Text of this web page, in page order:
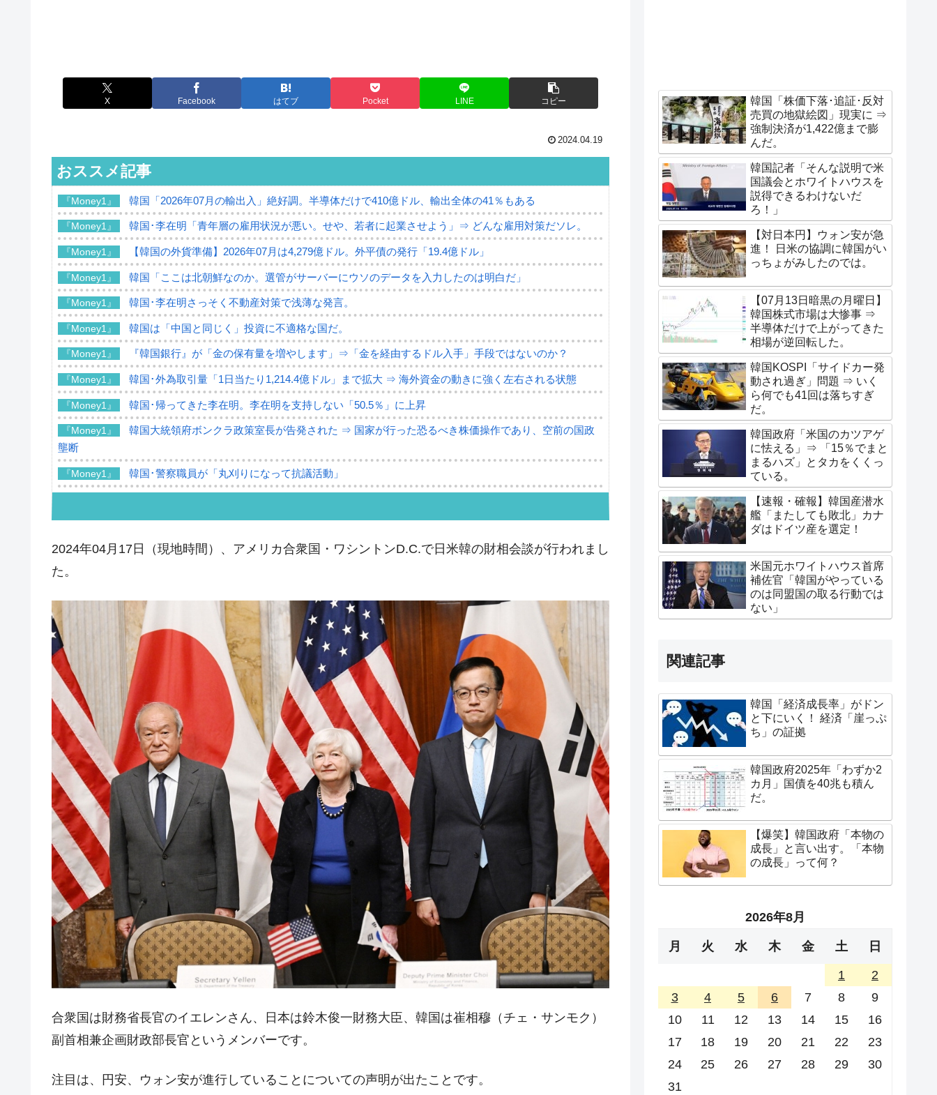
X Facebook はてブ Pocket LINE コピー
2024.04.19
おススメ記事
『Money1』 韓国「2026年07月の輸出入」絶好調。半導体だけで410億ドル、輸出全体の41％もある
『Money1』 韓国･李在明「青年層の雇用状況が悪い。せや、若者に起業させよう」⇒ どんな雇用対策だソレ。
『Money1』 【韓国の外貨準備】2026年07月は4,279億ドル。外平債の発行「19.4億ドル」
『Money1』 韓国「ここは北朝鮮なのか。選管がサーバーにウソのデータを入力したのは明白だ」
『Money1』 韓国･李在明さっそく不動産対策で浅薄な発言。
『Money1』 韓国は「中国と同じく」投資に不適格な国だ。
『Money1』 『韓国銀行』が「金の保有量を増やします」⇒「金を経由するドル入手」手段ではないのか？
『Money1』 韓国･外為取引量「1日当たり1,214.4億ドル」まで拡大 ⇒ 海外資金の動きに強く左右される状態
『Money1』 韓国･帰ってきた李在明。李在明を支持しない「50.5％」に上昇
『Money1』
韓国大統領府ボンクラ政策室長が告発された ⇒ 国家が行った恐るべき株価操作であり、空前の国政
壟断
『Money1』 韓国･警察職員が「丸刈りになって抗議活動」
韓国製造業「半導体絶好調」のウラで他業種は全般的「不調」⇒ PSIが示す現況は決して良くない。
『Money1』 【米韓激突案件】韓国消費者院が『クーパン』1人当たり賠償10万ウォンを認定 ⇒ 総額3兆7,000億
『Money1』
『Money1』 韓国型イージス搭載の次世代駆逐艦「KDDX」1番艦、2032年竣工と公示
【対日本円】ウォン安が急進！ 日米の協調に韓国がいっちょがみしたのでは。
『Money1』
韓国政府『BYD』車への補助金を全廃 ⇒ 実は韓国で『BYD』車は売れている。6カ月で対前年同期比
1.9倍！
『Money1』
在韓米国大使スティールが着韓！⇒ さっそく空港に詰めかけ「出て行け！」「極右勢力」のプラカー
ドを掲げる「在韓反米勢力」
『Money1』 韓国政府「2035年までに18.4GW規模のAIデータセンター整備」⇒ だから無理だってば。
『Money1』 JPモルガン「韓国レバレッジETFの清算はほぼ終わった」
『Money1』 韓国『国民年金公団』株価暴落で200兆蒸発。
『Money1』 韓国政府「ニセＫ-ブランドを通報しようキャンペーン」⇒ あの名物教授も登場！
『Money1』 韓国「橋が落ちました」⇒ 耐久性「なさすぎ」では。
『Money1』 韓国鉄鋼最大手『POSCO』ズブズブ沈む。営業利益80.2％も減少
『Money1』
米国下院「韓国の公務員個人をターゲットにぶん殴る法案」提出！⇒ クーパン問題は合衆国企業に対
する差別。許してはおかぬ
『Money1』 韓国ボンクラ政策室長･金容範、株価暴落に他人事のような発言。
『Money1』 韓国半導体『SKハイニックス』2026年2Qの業績「史上最高益」当期純利益は前年同期比13.4倍に。
『Money1』 韓国･加徳島新国際空港「またも暗礁」の危機 ⇒ 10.7兆では損が出るからできない。
『Money1』
【速報】韓国株式市場の暴落・本日07月29日(水)もサイドカー・サーキットブレイカーの二段コンボ
発動！
『Money1』 韓国「株式市場が賭博場のように変質したのは政界の責任だ」
2024年04月17日（現地時間）、アメリカ合衆国・ワシントンD.C.で日米韓の財相会談が行われまし
た。
合衆国は財務省長官のイエレンさん、日本は鈴木俊一財務大臣、韓国は崔相穆（チェ・サンモク）
副首相兼企画財政部長官というメンバーです。
注目は、円安、ウォン安が進行していることについての声明が出たことです。
韓国「株価下落･追証･反対
売買の地獄絵図」現実に ⇒
強制決済が1,422億まで膨
んだ。
韓国記者「そんな説明で米
国議会とホワイトハウスを
説得できるわけないだ
ろ！」
【対日本円】ウォン安が急
進！ 日米の協調に韓国がい
っちょがみしたのでは。
【07月13日暗黒の月曜日】
韓国株式市場は大惨事 ⇒
半導体だけで上がってきた
相場が逆回転した。
韓国KOSPI「サイドカー発
動され過ぎ」問題 ⇒ いく
ら何でも41回は落ちすぎ
だ。
韓国政府「米国のカツアゲ
に怯える」⇒ 「15％でまと
まるハズ」とタカをくくっ
ている。
【速報・確報】韓国産潜水
艦「またしても敗北」カナ
ダはドイツ産を選定！
米国元ホワイトハウス首席
補佐官「韓国がやっている
のは同盟国の取る行動では
ない」
関連記事
韓国「経済成長率」がドン
と下にいく！ 経済「崖っぷ
ち」の証拠
韓国政府2025年「わずか2
カ月」国債を40兆も積ん
だ。
【爆笑】韓国政府「本物の
成長」と言い出す。「本物
の成長」って何？
2026年8月
月 火 水 木 金 土 日
1
2
3
4 5 6 7 8
9
10
11 12 13 14 15
16
17
18 19 20 21 22
23
24
25 26 27 28 29
30
31